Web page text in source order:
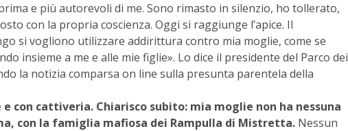
e più autorevoli di me. Sono rimasto in silenzio, ho tollerato,
con la propria coscienza. Oggi si raggiunge l’apice. Il
si vogliono utilizzare addirittura contro mia moglie, come se
insieme a me e alle mie figlie». Lo dice il presidente del Parco dei
la notizia comparsa on line sulla presunta parentela della
e con cattiveria. Chiarisco subito: mia moglie non ha nessuna
con la famiglia mafiosa dei Rampulla di Mistretta. Nessun